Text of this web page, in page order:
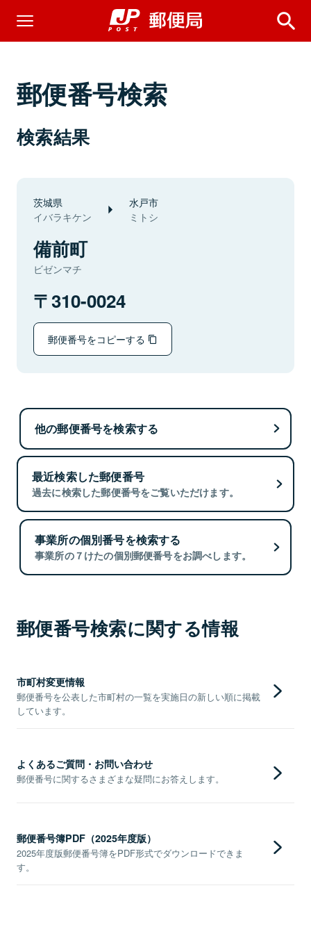
郵便番号検索
検索結果
茨城県
イバラキケン
水戸市
ミトシ
備前町
ビゼンマチ
310-0024
郵便番号をコピーする
他の郵便番号を検索する
最近検索した郵便番号
過去に検索した郵便番号をご覧いただけます。
事業所の個別番号を検索する
事業所の７けたの個別郵便番号をお調べします。
郵便番号検索に関する情報
市町村変更情報
郵便番号を公表した市町村の一覧を実施日の新しい順に掲載
しています。
よくあるご質問・お問い合わせ
郵便番号に関するさまざまな疑問にお答えします。
郵便番号簿PDF（2025年度版）
2025年度版郵便番号簿をPDF形式でダウンロードできま
す。